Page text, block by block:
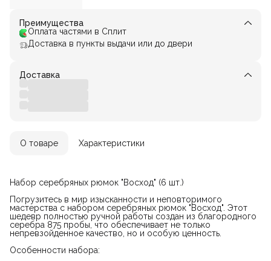
Преимущества
Оплата частями в Сплит
Доставка в пункты выдачи или до двери
Доставка
О товаре Характеристики
Набор серебряных рюмок "Восход" (6 шт.)
Погрузитесь в мир изысканности и неповторимого
мастерства с набором серебряных рюмок "Восход". Этот
шедевр полностью ручной работы создан из благородного
серебра 875 пробы, что обеспечивает не только
непревзойденное качество, но и особую ценность.
Особенности набора: